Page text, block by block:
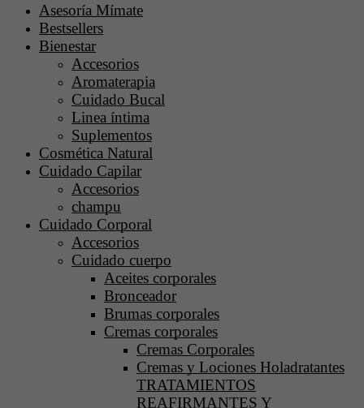
Asesoría Mímate
Bestsellers
Bienestar
Accesorios
Aromaterapia
Cuidado Bucal
Linea íntima
Suplementos
Cosmética Natural
Cuidado Capilar
Accesorios
champu
Cuidado Corporal
Accesorios
Cuidado cuerpo
Aceites corporales
Bronceador
Brumas corporales
Cremas corporales
Cremas Corporales
Cremas y Lociones Holadratantes
TRATAMIENTOS
REAFIRMANTES Y